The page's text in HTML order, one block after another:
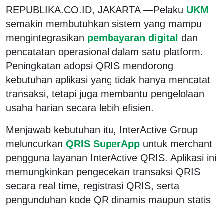
REPUBLIKA.CO.ID, JAKARTA —Pelaku UKM
semakin membutuhkan sistem yang mampu
mengintegrasikan pembayaran digital dan
pencatatan operasional dalam satu platform.
Peningkatan adopsi QRIS mendorong
kebutuhan aplikasi yang tidak hanya mencatat
transaksi, tetapi juga membantu pengelolaan
usaha harian secara lebih efisien.
Menjawab kebutuhan itu, InterActive Group
meluncurkan QRIS SuperApp untuk merchant
pengguna layanan InterActive QRIS. Aplikasi ini
memungkinkan pengecekan transaksi QRIS
secara real time, registrasi QRIS, serta
pengunduhan kode QR dinamis maupun statis